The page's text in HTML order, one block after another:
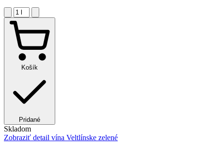
Košík
Pridané
Skladom
Zobraziť detail vína Veltlínske zelené